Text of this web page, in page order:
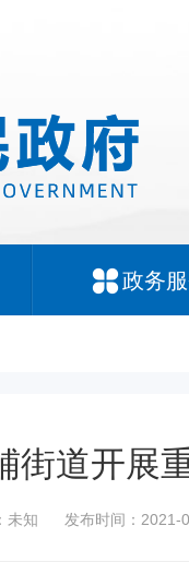
政务
街道开展
未知 发布时间：2021-